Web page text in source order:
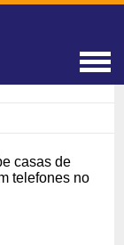
casas de
telefones no